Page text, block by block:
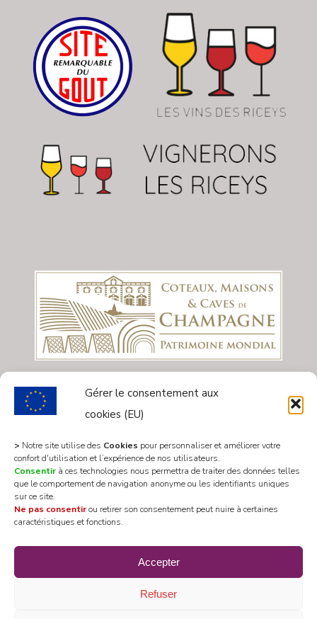
Gérer le consentement aux
cookies (EU)
> Notre site utilise des Cookies pour personnaliser et améliorer votre
confort d'utilisation et l’expérience de nos utilisateurs.
Consentir à ces technologies nous permettra de traiter des données telles
que le comportement de navigation anonyme ou les identifiants uniques
sur ce site.
Ne pas consentirou retirer son consentement peut nuire à certaines
caractéristiques et fonctions.
Accepter
Refuser
All rights reserved 2020 © Mairie Les Riceys